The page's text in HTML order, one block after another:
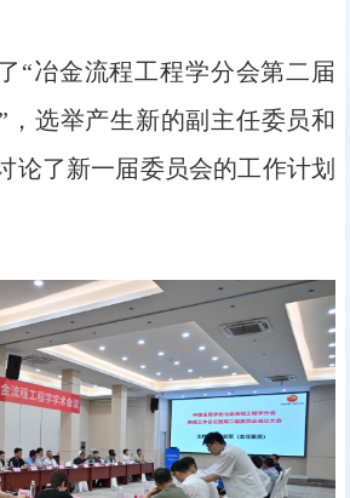
“冶金流程工程学分会第二届
，选举产生新的副主任委员和
论了新一届委员会的工作计划